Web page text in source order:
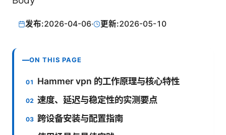
发布:2026-04-06· 更新:2026-05-10
ON THIS PAGE
Hammer vpn 的工作原理与核心特性
速度、延迟与稳定性的实测要点
跨设备安装与配置指南